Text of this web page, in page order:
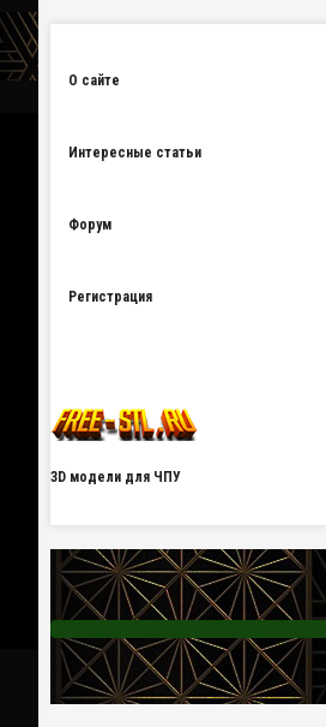
О сайте
Интересные статьи
Форум
Регистрация
3D модели для ЧПУ